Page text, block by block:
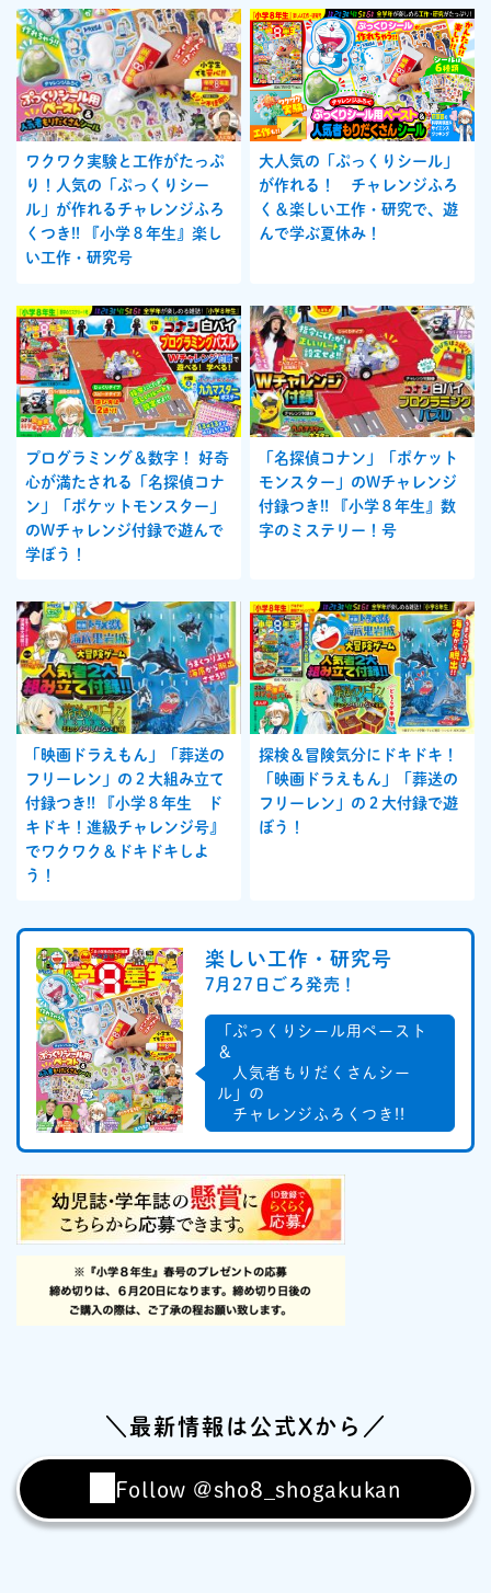
ワクワク実験と工作がたっぷ
り！人気の「ぷっくりシー
ル」が作れるチャレンジふろ
くつき!! 『小学８年生』楽し
い工作・研究号
大人気の「ぷっくりシール」
が作れる！ チャレンジふろ
く＆楽しい工作・研究で、遊
んで学ぶ夏休み！
プログラミング＆数字！ 好奇
心が満たされる「名探偵コナ
ン」「ポケットモンスター」
のWチャレンジ付録で遊んで
学ぼう！
「名探偵コナン」「ポケット
モンスター」のWチャレンジ
付録つき!! 『小学８年生』数
字のミステリー！号
「映画ドラえもん」「葬送の
フリーレン」の２大組み立て
付録つき!! 『小学８年生 ド
キドキ！進級チャレンジ号』
でワクワク＆ドキドキしよ
う！
探検＆冒険気分にドキドキ！
「映画ドラえもん」「葬送の
フリーレン」の２大付録で遊
ぼう！
楽しい工作・研究号
7月27日ごろ発売！
「ぷっくりシール用ペースト
＆
人気者もりだくさんシー
ル」の
チャレンジふろくつき!!
＼最新情報は公式Xから／
Follow @sho8_shogakukan